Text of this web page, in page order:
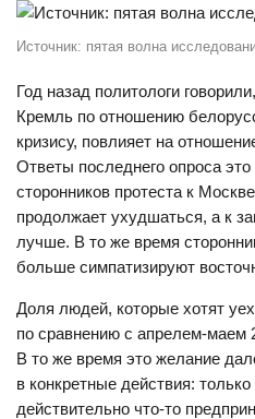
Источник: пятая волна
Год назад политологи
Кремль по отношению
кризису, повлияет на
Ответы последнего опроса
сторонников протеста к
продолжает ухудшаться, а к
лучше. В то же время
больше симпатизируют
Доля людей, которые хотят
по сравнению с апрелем-маем
В то же время это желание
в конкретные действия:
действительно что-то